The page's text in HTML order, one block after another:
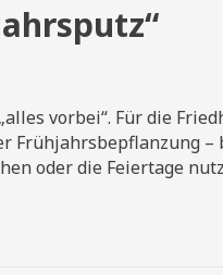
vorbei“. Für die
Frühjahrsbepflanzung
oder die Feiertage